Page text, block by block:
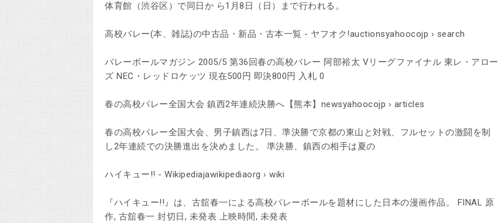
体育館（渋谷区）で同日か ら1月8日（日）まで行われる。
高校バレー(本、雑誌)の中古品・新品・古本一覧 - ヤフオク!auctionsyahoocojp › search
バレーボールマガジン 2005/5 第36回春の高校バレー 阿部裕太 Vリーグファイナル 東レ・アロー
ズ NEC・レッドロケッツ 現在500円 即決800円 入札 0
春の高校バレー全国大会 鎮西2年連続決勝へ【熊本】newsyahoocojp › articles
春の高校バレー全国大会、男子鎮西は7日、準決勝で京都の東山と対戦、フルセットの激闘を制
し2年連続での決勝進出を決めました。 準決勝、鎮西の相手は夏の
ハイキュー!! - Wikipediajawikipediaorg › wiki
『ハイキュー!!』は、古舘春一による高校バレーボールを題材にした日本の漫画作品。 FINAL 原
作, 古舘春一 封切日, 未発表 上映時間, 未発表